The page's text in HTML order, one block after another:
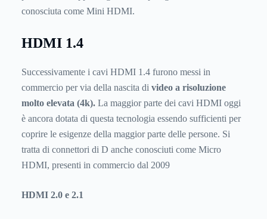
conosciuta come Mini HDMI.
HDMI 1.4
Successivamente i cavi HDMI 1.4 furono messi in
commercio per via della nascita di video a risoluzione
molto elevata (4k). La maggior parte dei cavi HDMI oggi
è ancora dotata di questa tecnologia essendo sufficienti per
coprire le esigenze della maggior parte delle persone. Si
tratta di connettori di D anche conosciuti come Micro
HDMI, presenti in commercio dal 2009
HDMI 2.0 e 2.1